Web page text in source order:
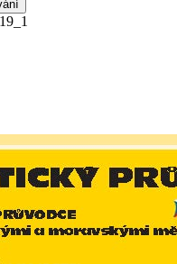
19_1